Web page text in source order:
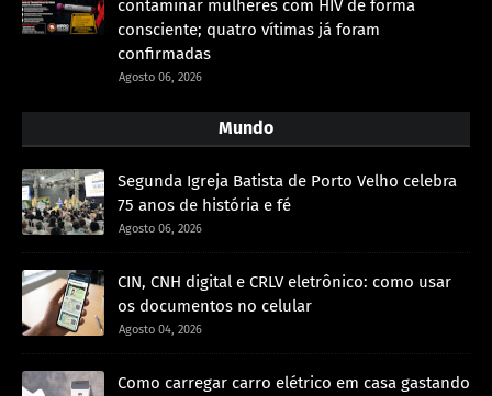
contaminar mulheres com HIV de forma
consciente; quatro vítimas já foram
confirmadas
Agosto 06, 2026
Mundo
Segunda Igreja Batista de Porto Velho celebra
75 anos de história e fé
Agosto 06, 2026
CIN, CNH digital e CRLV eletrônico: como usar
os documentos no celular
Agosto 04, 2026
Como carregar carro elétrico em casa gastando